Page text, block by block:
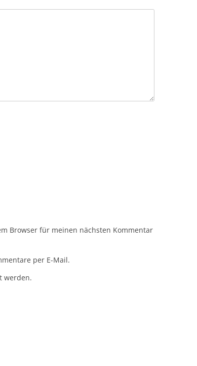
Browser für meinen nächsten Kommentar
per E-Mail.
werden.